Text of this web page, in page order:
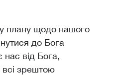
плану щодо нашого
до Бога
нас від Бога,
зрештою